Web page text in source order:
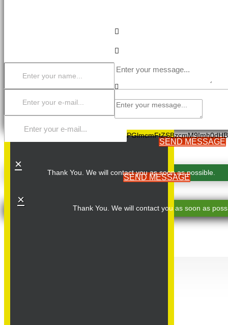
SEND MESSAGE
×
Thank You. We will contact you as soon as
SEND MESSAGE
×
Thank You. We will contact you as soon as possible.